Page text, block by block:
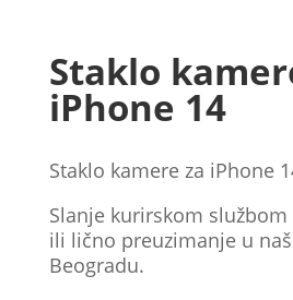
Staklo
iPhone 14
Staklo kamere za iPhone
Slanje kurirskom službom
ili lično preuzimanje u
Beogradu.